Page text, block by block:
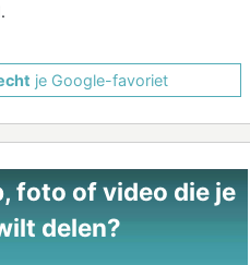
je Google-favoriet
foto of video die je
delen?